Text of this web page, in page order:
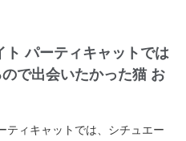
パーティキャットでは
で出会いたかった猫 お
ティキャットでは、シチュエー